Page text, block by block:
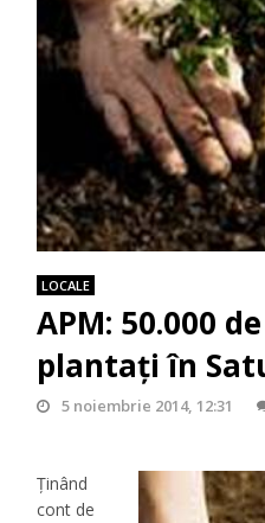
LOCALE
APM: 50.000
plantați în
5 noiembrie 2014, 12:31
Ținând
cont de